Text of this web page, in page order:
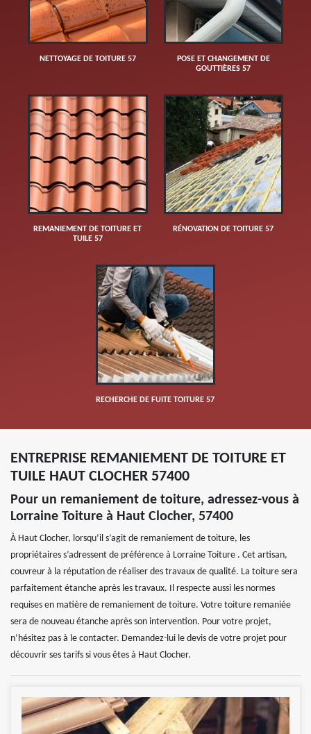
NETTOYAGE DE TOITURE 57
POSE ET CHANGEMENT DE
GOUTTIÈRES 57
REMANIEMENT DE TOITURE ET
TUILE 57
RÉNOVATION DE TOITURE 57
RECHERCHE DE FUITE TOITURE 57
ENTREPRISE REMANIEMENT DE TOITURE ET
TUILE HAUT CLOCHER 57400
Pour un remaniement de toiture, adressez-vous à
Lorraine Toiture à Haut Clocher, 57400
À Haut Clocher, lorsqu’il s’agit de remaniement de toiture, les
propriétaires s’adressent de préférence à Lorraine Toiture . Cet artisan,
couvreur à la réputation de réaliser des travaux de qualité. La toiture sera
parfaitement étanche après les travaux. Il respecte aussi les normes
requises en matière de remaniement de toiture. Votre toiture remaniée
sera de nouveau étanche après son intervention. Pour votre projet,
n’hésitez pas à le contacter. Demandez-lui le devis de votre projet pour
découvrir ses tarifs si vous êtes à Haut Clocher.